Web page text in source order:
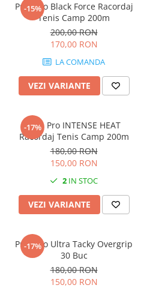
-15%
Pros Pro Black Force Racordaj
Tenis Camp 200m
200,00 RON
170,00 RON
LA COMANDA
VEZI VARIANTE
-17%
Pros Pro INTENSE HEAT
Racordaj Tenis Camp 200m
180,00 RON
150,00 RON
2 IN STOC
VEZI VARIANTE
-17%
Pros Pro Ultra Tacky Overgrip
30 Buc
180,00 RON
150,00 RON